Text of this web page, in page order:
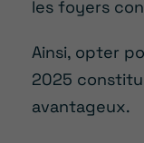
les foyers
Ainsi, opter
2025
avantageux.